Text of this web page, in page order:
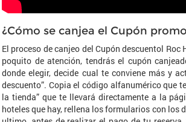
¿Cómo se canjea el Cupón
El proceso de canjeo del Cupón descuentol
poquito de atención, tendrás el cupón
donde elegir, decide cual te conviene más y
descuento”. Copia el código alfanumérico que
la tienda” que te llevará directamente a la
hoteles que hay, rellena los formularios con los